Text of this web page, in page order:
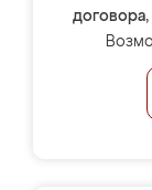
договора,